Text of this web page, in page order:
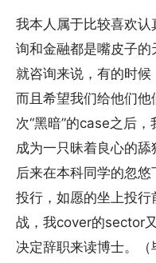
我本人属于比较喜欢
询和金融都是嘴皮子的
就咨询来说，有的时候
而且希望我们给他们
次“黑暗”的case之后
成为一只昧着良心的舔
后来在本科同学的忽
投行，如愿的坐上投
战，我cover的sector
决定辞职来读博士。